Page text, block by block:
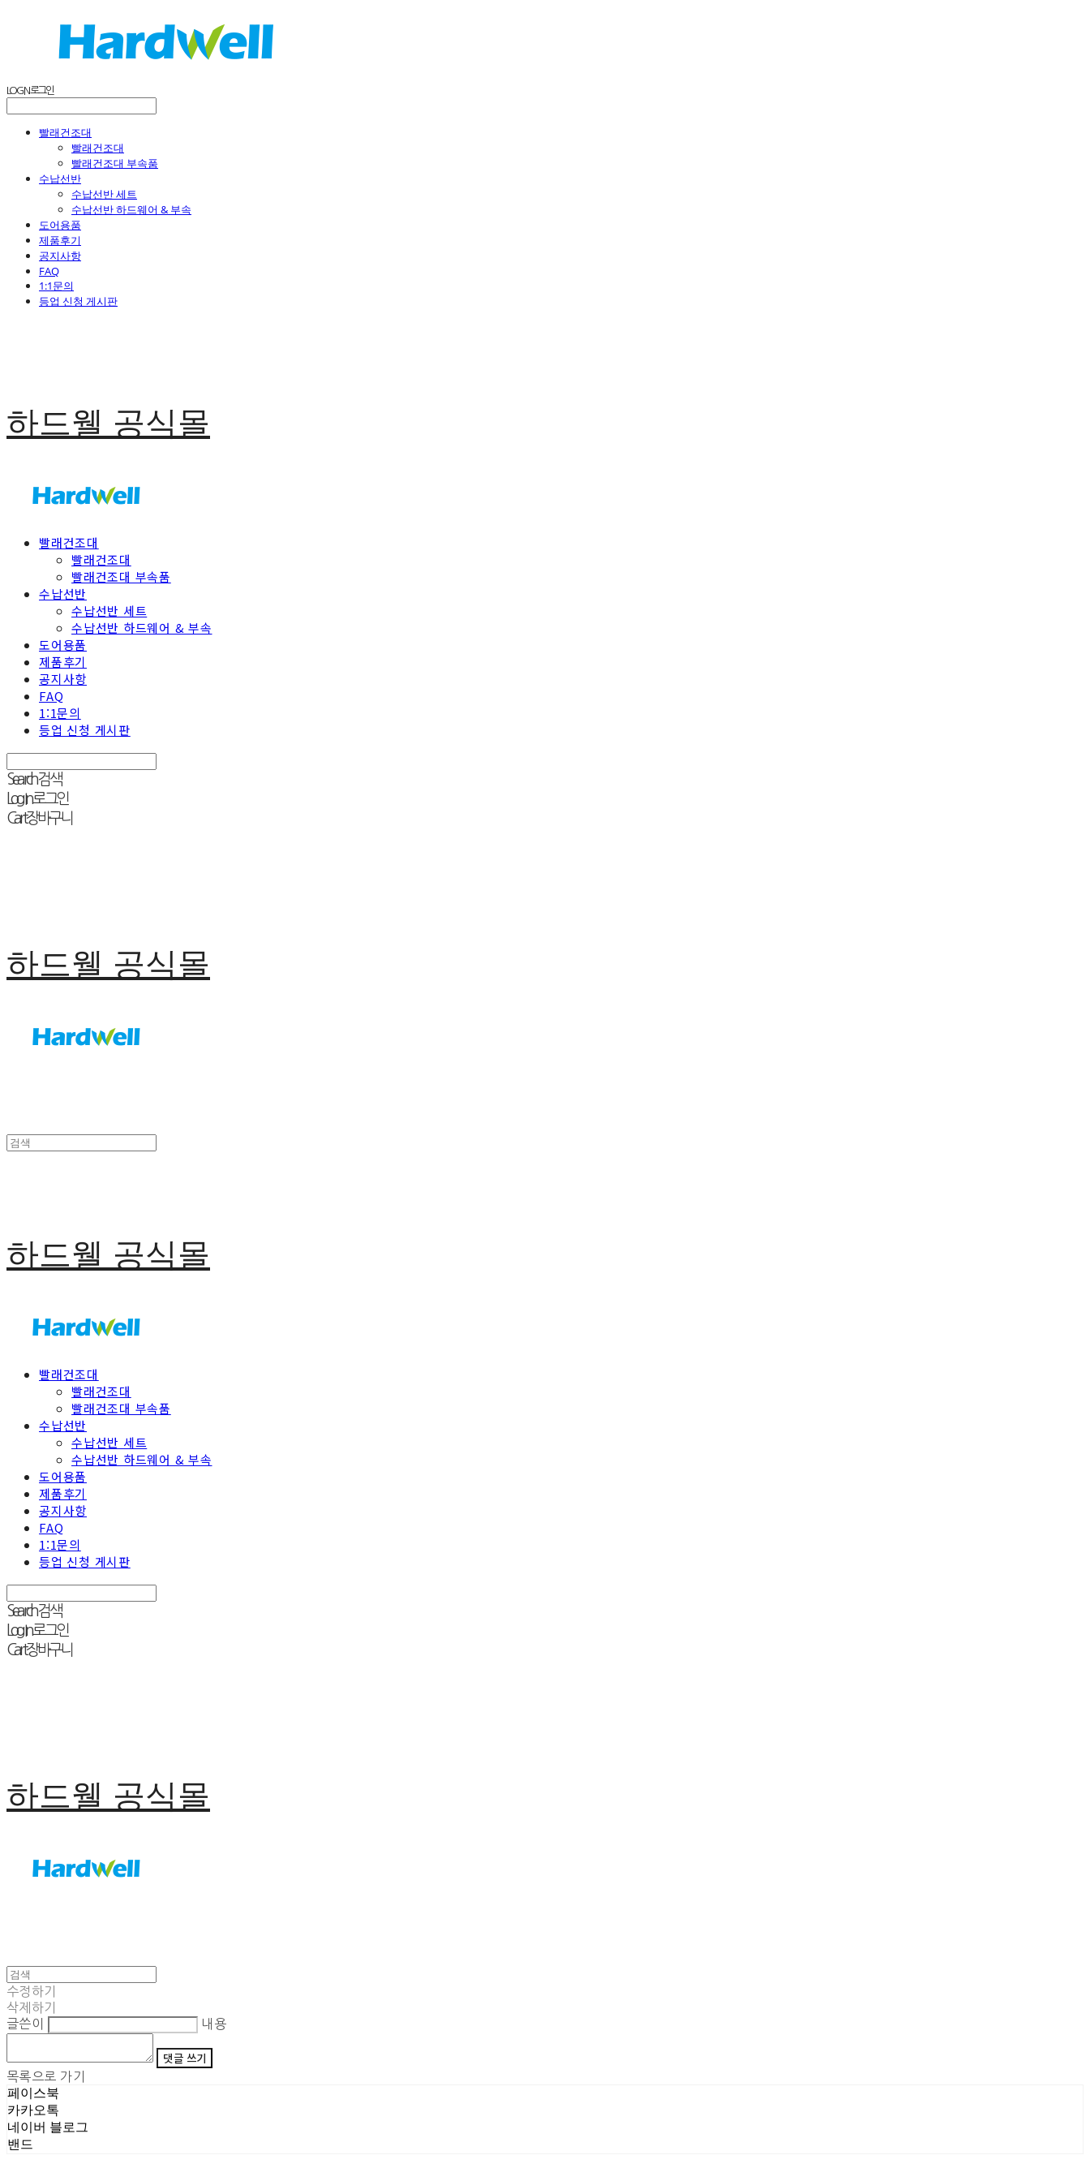
LOG IN로그인
빨래건조대
빨래건조대
빨래건조대 부속품
수납선반
수납선반 세트
수납선반 하드웨어 & 부속
도어용품
제품후기
공지사항
FAQ
1:1문의
등업 신청 게시판
하드웰 공식몰
빨래건조대
빨래건조대
빨래건조대 부속품
수납선반
수납선반 세트
수납선반 하드웨어 & 부속
도어용품
제품후기
공지사항
FAQ
1:1문의
등업 신청 게시판
Search검색
Log In로그인
Cart장바구니
하드웰 공식몰
하드웰 공식몰
빨래건조대
빨래건조대
빨래건조대 부속품
수납선반
수납선반 세트
수납선반 하드웨어 & 부속
도어용품
제품후기
공지사항
FAQ
1:1문의
등업 신청 게시판
Search검색
Log In로그인
Cart장바구니
하드웰 공식몰
수정하기
삭제하기
글쓴이
내용
댓글 쓰기
목록으로 가기
페이스북
카카오톡
네이버 블로그
밴드